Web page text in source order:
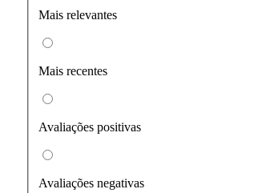
Mais relevantes
Mais recentes
Avaliações positivas
Avaliações negativas